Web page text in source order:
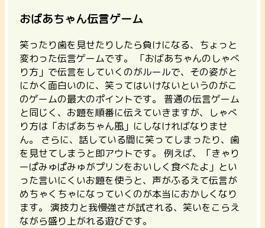
おばあちゃん伝言ゲーム
笑ったり歯を見せたりしたら負けになる、ちょっと
変わった伝言ゲームです。
「おばあちゃんのしゃべ
り方」で伝言をしていくのがルールで、その姿がと
にかく面白いのに、笑ってはいけないというのがこ
のゲームの最大のポイントです。 普通の伝言ゲーム
と同じく、お題を順番に伝えていきますが、しゃべ
り方は「おばあちゃん風」にしなければなりませ
ん。 さらに、話している間に笑ってしまったり、歯
を見せてしまうと即アウトです。
例えば、「きゃり
ーぱみゅぱみゅがプリンをおいしく食べたよ」とい
った言いにくいお題を使うと、声がふるえて伝言が
めちゃくちゃになっていくのが本当におかしくなり
ます。 演技力と我慢強さが試される、笑いをこらえ
ながら盛り上がれる遊びです。